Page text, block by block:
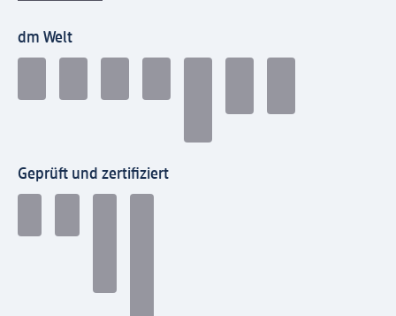
dm Welt
Geprüft und zertifiziert